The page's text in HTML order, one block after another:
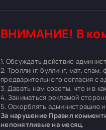
ВНИМАНИЕ! В
1. Обсуждать действие
2. Троллинг, буллинг, мат,
предварительного согласия с
3. Давать нам советы, что и в
4. Заниматься рекламой
5. Оскорблять администрацию
За нарушение Правил
непонятливые на месяц.